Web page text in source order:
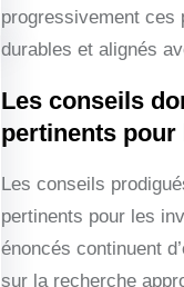
progressivement ces
durables et alignés
Les conseils
pertinents
Les conseils
pertinents pour les
énoncés continuent
sur la recherche